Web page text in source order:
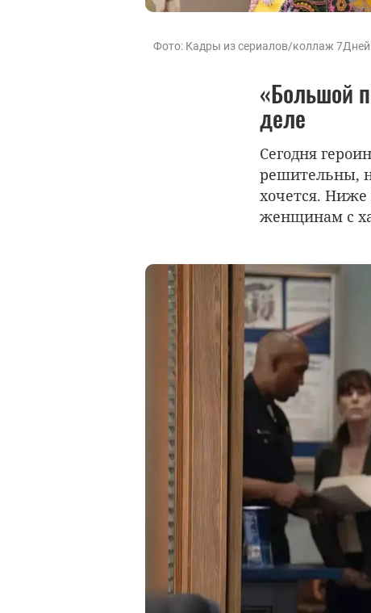
Фото: Кадры из сериалов/коллаж
«Большой
деле
Сегодня
решительны,
хочется. Ниже
женщинам с